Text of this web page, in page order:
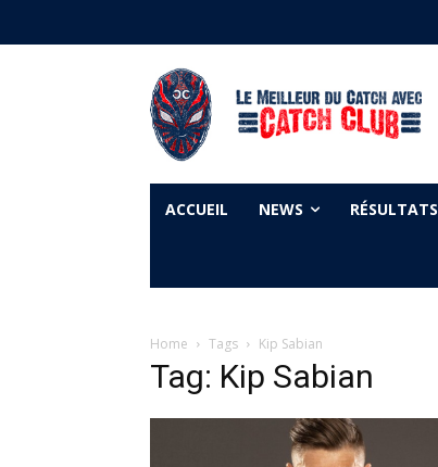
ACCUEIL NEWS RÉSULTATS
Home Tags Kip Sabian
Tag: Kip Sabian